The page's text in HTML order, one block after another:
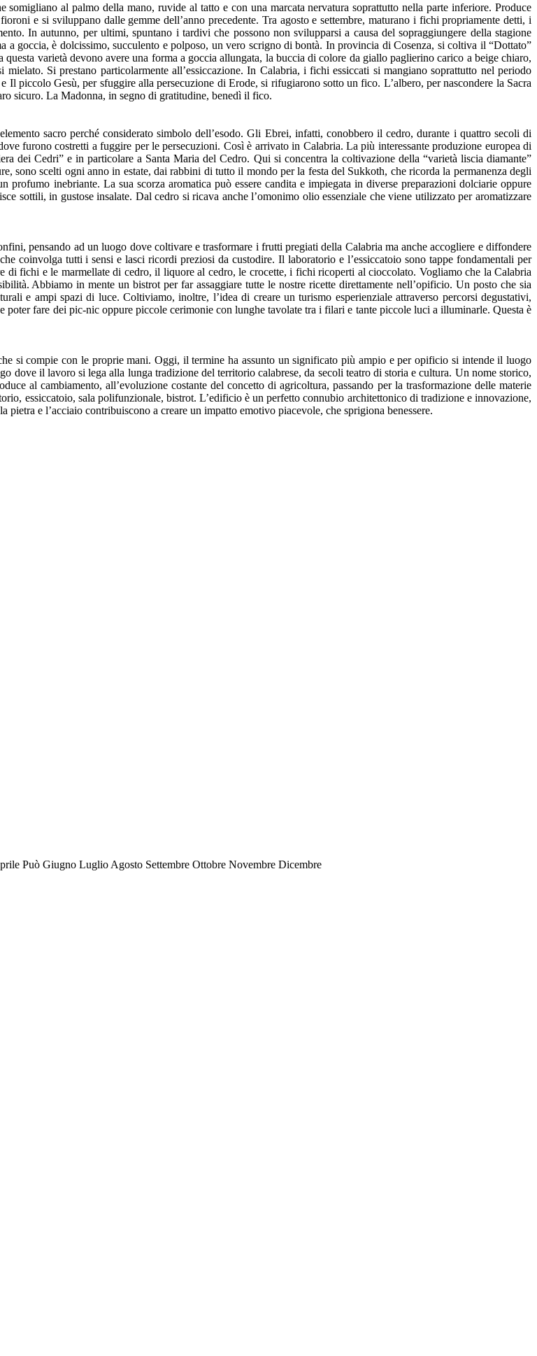
al palmo della mano, ruvide al tatto e con una marcata nervatura soprattutto nella parte inferiore. Produce
e si sviluppano dalle gemme dell’anno precedente. Tra agosto e settembre, maturano i fichi propriamente detti, i
In autunno, per ultimi, spuntano i tardivi che possono non svilupparsi a causa del sopraggiungere della stagione
goccia, è dolcissimo, succulento e polposo, un vero scrigno di bontà. In provincia di Cosenza, si coltiva il “Dottato”
varietà devono avere una forma a goccia allungata, la buccia di colore da giallo paglierino carico a beige chiaro,
Si prestano particolarmente all’essiccazione. In Calabria, i fichi essiccati si mangiano soprattutto nel periodo
piccolo Gesù, per sfuggire alla persecuzione di Erode, si rifugiarono sotto un fico. L’albero, per nascondere la Sacra
sicuro. La Madonna, in segno di gratitudine, benedì il fico.
sacro perché considerato simbolo dell’esodo. Gli Ebrei, infatti, conobbero il cedro, durante i quattro secoli di
furono costretti a fuggire per le persecuzioni. Così è arrivato in Calabria. La più interessante produzione europea di
dei Cedri” e in particolare a Santa Maria del Cedro. Qui si concentra la coltivazione della “varietà liscia diamante”
sono scelti ogni anno in estate, dai rabbini di tutto il mondo per la festa del Sukkoth, che ricorda la permanenza degli
inebriante. La sua scorza aromatica può essere candita e impiegata in diverse preparazioni dolciarie oppure
sottili, in gustose insalate. Dal cedro si ricava anche l’omonimo olio essenziale che viene utilizzato per aromatizzare
pensando ad un luogo dove coltivare e trasformare i frutti pregiati della Calabria ma anche accogliere e diffondere
coinvolga tutti i sensi e lasci ricordi preziosi da custodire. Il laboratorio e l’essiccatoio sono tappe fondamentali per
di fichi e le marmellate di cedro, il liquore al cedro, le crocette, i fichi ricoperti al cioccolato. Vogliamo che la Calabria
Abbiamo in mente un bistrot per far assaggiare tutte le nostre ricette direttamente nell’opificio. Un posto che sia
e ampi spazi di luce. Coltiviamo, inoltre, l’idea di creare un turismo esperienziale attraverso percorsi degustativi,
fare dei pic-nic oppure piccole cerimonie con lunghe tavolate tra i filari e tante piccole luci a illuminarle. Questa è
si compie con le proprie mani. Oggi, il termine ha assunto un significato più ampio e per opificio si intende il luogo
dove il lavoro si lega alla lunga tradizione del territorio calabrese, da secoli teatro di storia e cultura. Un nome storico,
al cambiamento, all’evoluzione costante del concetto di agricoltura, passando per la trasformazione delle materie
essiccatoio, sala polifunzionale, bistrot. L’edificio è un perfetto connubio architettonico di tradizione e innovazione,
e l’acciaio contribuiscono a creare un impatto emotivo piacevole, che sprigiona benessere.
Può Giugno Luglio Agosto Settembre Ottobre Novembre Dicembre